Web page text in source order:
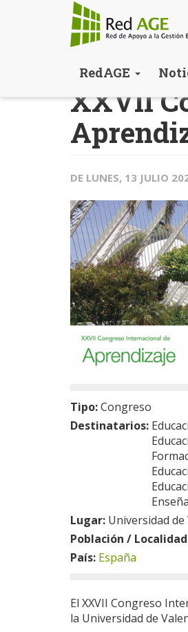
contenido
RedAGE
XXVII
DE LUNES, 13 JULIO
Tipo:Congreso
Destinatarios:
Lugar: Universidad
Población /
País: España
El XXVII Congreso
la Universidad de